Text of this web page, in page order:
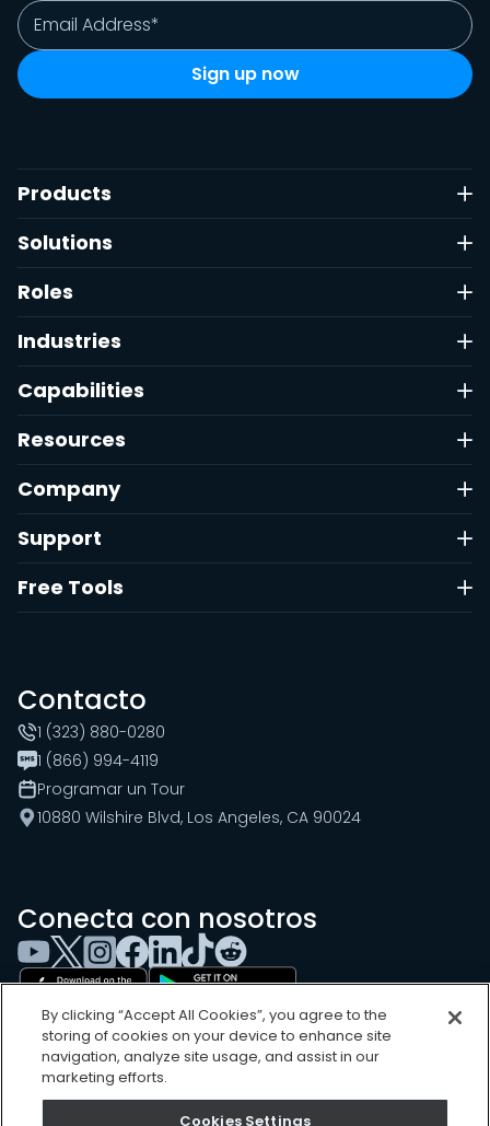
Products
Solutions
Roles
Industries
Capabilities
Resources
Company
Support
Free Tools
Contacto
1 (323) 880-0280
1 (866) 994-4119
Programar un Tour
10880 Wilshire Blvd, Los Angeles, CA 90024
Conecta con nosotros
By clicking “Accept All Cookies”, you agree to the
storing of cookies on your device to enhance site
navigation, analyze site usage, and assist in our
marketing efforts.
Cookies Settings